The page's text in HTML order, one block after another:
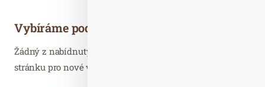
Vybíráme podobné články
Žádný z nabídnutých článků vás nezajímá? Aktualizujte
stránku pro nové výsledky...